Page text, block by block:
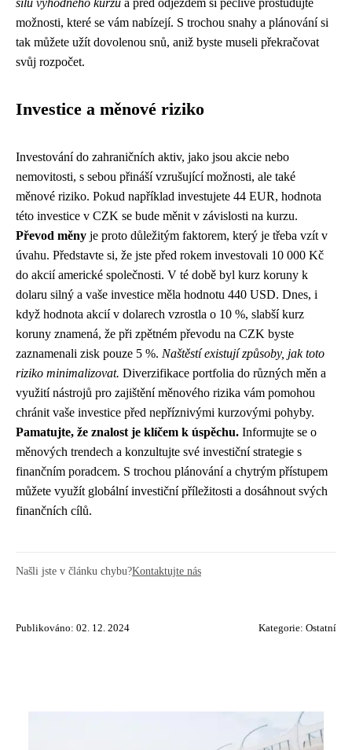
sílu výhodného kurzu a před odjezdem si pečlivě prostudujte
možnosti, které se vám nabízejí. S trochou snahy a plánování si
tak můžete užít dovolenou snů, aniž byste museli překračovat
svůj rozpočet.
Investice a měnové riziko
Investování do zahraničních aktiv, jako jsou akcie nebo
nemovitosti, s sebou přináší vzrušující možnosti, ale také
měnové riziko. Pokud například investujete 44 EUR, hodnota
této investice v CZK se bude měnit v závislosti na kurzu.
Převod měny je proto důležitým faktorem, který je třeba vzít v
úvahu. Představte si, že jste před rokem investovali 10 000 Kč
do akcií americké společnosti. V té době byl kurz koruny k
dolaru silný a vaše investice měla hodnotu 440 USD. Dnes, i
když hodnota akcií v dolarech vzrostla o 10 %, slabší kurz
koruny znamená, že při zpětném převodu na CZK byste
zaznamenali zisk pouze 5 %. Naštěstí existují způsoby, jak toto
riziko minimalizovat. Diverzifikace portfolia do různých měn a
využití nástrojů pro zajištění měnového rizika vám pomohou
chránit vaše investice před nepříznivými kurzovými pohyby.
Pamatujte, že znalost je klíčem k úspěchu. Informujte se o
měnových trendech a konzultujte své investiční strategie s
finančním poradcem. S trochou plánování a chytrým přístupem
můžete využít globální investiční příležitosti a dosáhnout svých
finančních cílů.
Našli jste v článku chybu?Kontaktujte nás
Publikováno: 02. 12. 2024 Kategorie: Ostatní